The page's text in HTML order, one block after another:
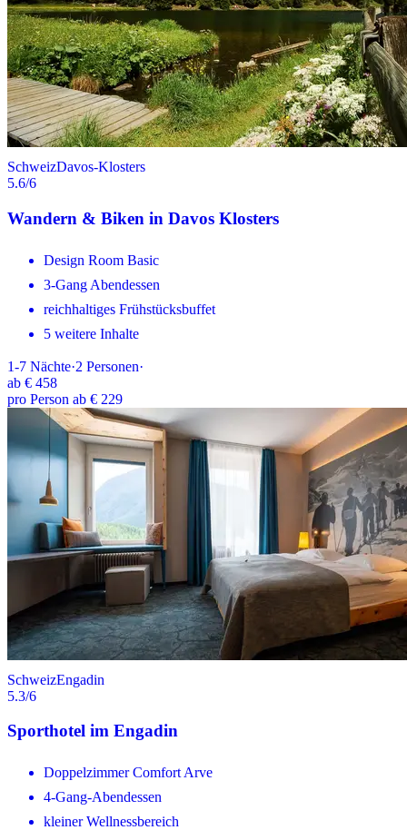
SchweizDavos-Klosters
5.6/6
Wandern & Biken in Davos Klosters
Design Room Basic
3-Gang Abendessen
reichhaltiges Frühstücksbuffet
5 weitere Inhalte
1-7 Nächte·2 Personen·
ab € 458
pro Person ab € 229
SchweizEngadin
5.3/6
Sporthotel im Engadin
Doppelzimmer Comfort Arve
4-Gang-Abendessen
kleiner Wellnessbereich